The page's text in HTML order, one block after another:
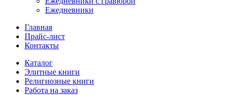
Ежедневники
Главная
Прайс-лист
Контакты
Каталог
Элитные книги
Религиозные книги
Работа на заказ